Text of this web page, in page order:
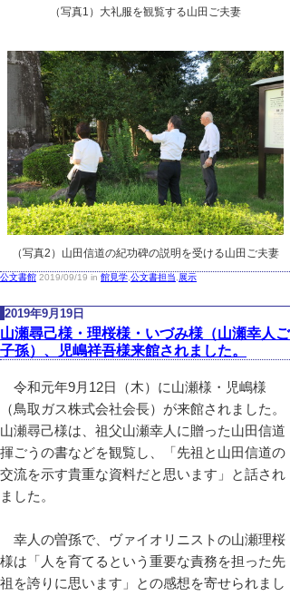
（写真1）大礼服を観覧する山田ご夫妻
（写真2）山田信道の紀功碑の説明を受ける山田ご夫妻
公文書館 2019/09/19 in 館見学 公文書担当 展示
2019年9月19日
山瀬尋己様・理桜様・いづみ様（山瀬幸人ご
子孫）、児嶋祥吾様来館されました。
令和元年9月12日（木）に山瀬様・児嶋様
（鳥取ガス株式会社会長）が来館されました。
山瀬尋己様は、祖父山瀬幸人に贈った山田信道
揮ごうの書などを観覧し、「先祖と山田信道の
交流を示す貴重な資料だと思います」と話され
ました。
幸人の曽孫で、ヴァイオリニストの山瀬理桜
様は「人を育てるという重要な責務を担った先
祖を誇りに思います」との感想を寄せられまし